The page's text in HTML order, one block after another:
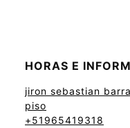
HORAS E
jiron sebastian
piso
+51965419318